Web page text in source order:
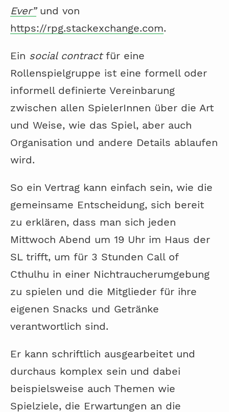
Ever”und von
https://rpg.stackexchange.com.
Ein social contractfür eine
Rollenspielgruppe ist eine formell oder
informell definierte Vereinbarung
zwischen allen SpielerInnen über die Art
und Weise, wie das Spiel, aber auch
Organisation und andere Details ablaufen
wird.
So ein Vertrag kann einfach sein, wie die
gemeinsame Entscheidung, sich bereit
zu erklären, dass man sich jeden
Mittwoch Abend um 19 Uhr im Haus der
SL trifft, um für 3 Stunden Call of
Cthulhu in einer Nichtraucherumgebung
zu spielen und die Mitglieder für ihre
eigenen Snacks und Getränke
verantwortlich sind.
Er kann schriftlich ausgearbeitet und
durchaus komplex sein und dabei
beispielsweise auch Themen wie
Spielziele, die Erwartungen an die